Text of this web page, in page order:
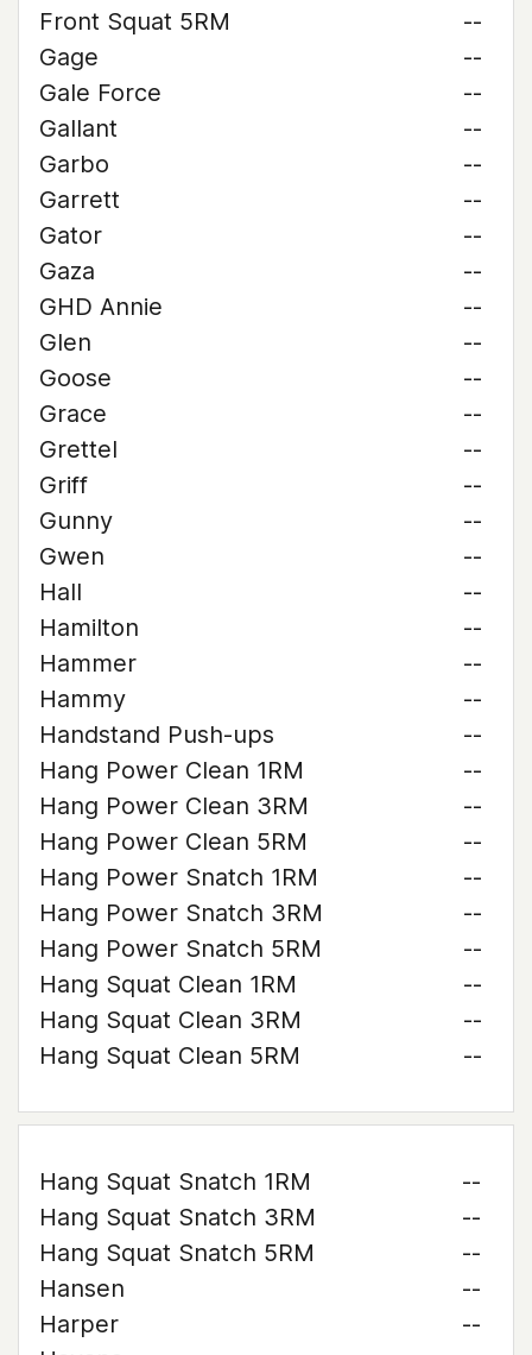
Front Squat 5RM
--
Gage
--
Gale Force
--
Gallant
--
Garbo
--
Garrett
--
Gator
--
Gaza
--
GHD Annie
--
Glen
--
Goose
--
Grace
--
Grettel
--
Griff
--
Gunny
--
Gwen
--
Hall
--
Hamilton
--
Hammer
--
Hammy
--
Handstand Push-ups
--
Hang Power Clean 1RM
--
Hang Power Clean 3RM
--
Hang Power Clean 5RM
--
Hang Power Snatch 1RM
--
Hang Power Snatch 3RM
--
Hang Power Snatch 5RM
--
Hang Squat Clean 1RM
--
Hang Squat Clean 3RM
--
Hang Squat Clean 5RM
--
Hang Squat Snatch 1RM
--
Hang Squat Snatch 3RM
--
Hang Squat Snatch 5RM
--
Hansen
--
Harper
--